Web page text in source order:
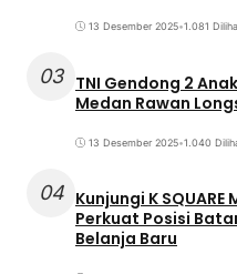
13 Desember 2025•1.081
03 TNI Gendong 2
Medan Rawan
13 Desember 2025•1.040
04 Kunjungi K
Perkuat Posisi
Belanja Baru